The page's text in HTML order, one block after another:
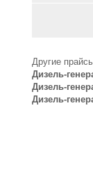
Другие
Дизель-
Дизель-
Дизель-